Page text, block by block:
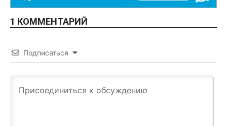
1 КОММЕНТАРИЙ
Подписаться